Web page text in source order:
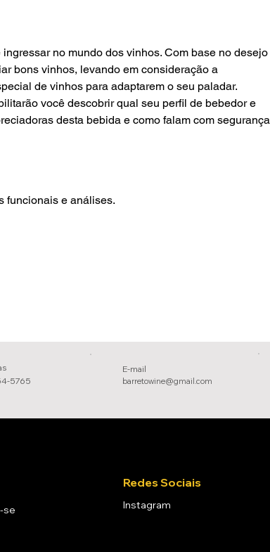
no mundo dos vinhos. Com base no desejo
bons vinhos, levando em consideração a
de vinhos para adaptarem o seu paladar.
você descobrir qual seu perfil de bebedor e
desta bebida e como falam com segurança
funcionais e análises.
5765
E-mail
barretowine@gmail.com
se
Redes Sociais
Instagram